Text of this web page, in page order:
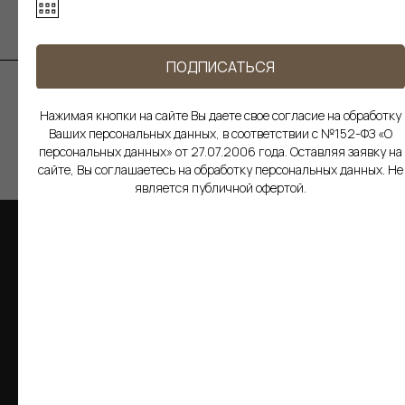
ПОДПИСАТЬСЯ
Нажимая кнопки на сайте Вы даете свое согласие на обработку
Ваших персональных данных, в соответствии с №152-ФЗ «О
персональных данных» от 27.07.2006 года. Оставляя заявку на
сайте, Вы соглашаетесь на обработку персональных данных. Не
является публичной офертой.
Борисовна, ИНН 500173193979